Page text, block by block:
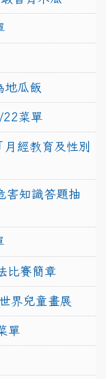
地瓜飯
22菜單
經教育及性別
害知識答題抽
比賽簡章
界兒童畫展
單